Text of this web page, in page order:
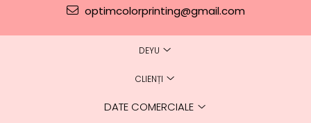
optimcolorprinting@gmail.com
DEYU
CLIENȚI
DATE COMERCIALE